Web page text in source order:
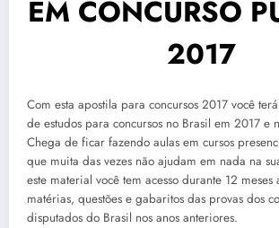
EM CONCURSO
2017
Com esta apostila para concursos 2017 você
de estudos para concursos no Brasil em 2017 e
Chega de ficar fazendo aulas em cursos
que muita das vezes não ajudam em nada na
este material você tem acesso durante 12 meses
matérias, questões e gabaritos das provas dos
disputados do Brasil nos anos anteriores.